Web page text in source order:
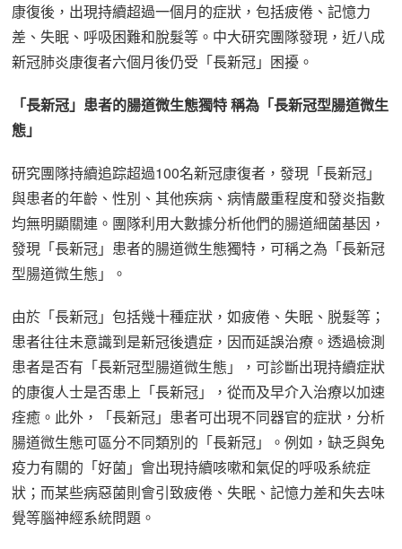
康復後，出現持續超過一個月的症狀，包括疲倦、記憶力
差、失眠、呼吸困難和脫髮等。中大研究團隊發現，近八成
新冠肺炎康復者六個月後仍受「長新冠」困擾。
「長新冠」患者的腸道微生態獨特 稱為「長新冠型腸道微生
態」
研究團隊持續追踪超過100名新冠康復者，發現「長新冠」
與患者的年齡、性別、其他疾病、病情嚴重程度和發炎指數
均無明顯關連。團隊利用大數據分析他們的腸道細菌基因，
發現「長新冠」患者的腸道微生態獨特，可稱之為「長新冠
型腸道微生態」。
由於「長新冠」包括幾十種症狀，如疲倦、失眠、脱髮等；
患者往往未意識到是新冠後遺症，因而延誤治療。透過檢測
患者是否有「長新冠型腸道微生態」，可診斷出現持續症狀
的康復人士是否患上「長新冠」，從而及早介入治療以加速
痊癒。此外，「長新冠」患者可出現不同器官的症狀，分析
腸道微生態可區分不同類別的「長新冠」。例如，缺乏與免
疫力有關的「好菌」會出現持續咳嗽和氣促的呼吸系統症
狀；而某些病惡菌則會引致疲倦、失眠、記憶力差和失去味
覺等腦神經系統問題。